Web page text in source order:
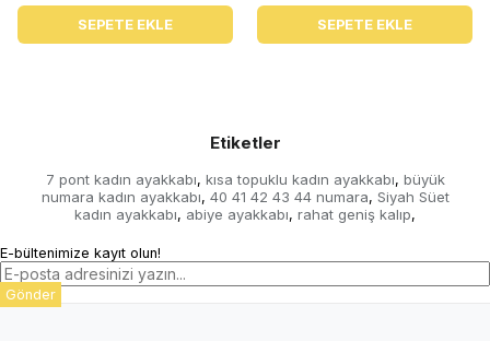
SEPETE EKLE SEPETE EKLE
Etiketler
7 pont kadın ayakkabı, kısa topuklu kadın ayakkabı, büyük
numara kadın ayakkabı, 40 41 42 43 44 numara, Siyah Süet
kadın ayakkabı, abiye ayakkabı, rahat geniş kalıp,
E-bültenimize kayıt olun!
Gönder